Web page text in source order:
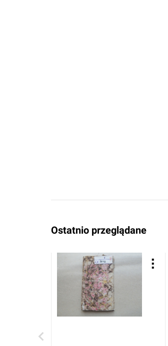
Ostatnio przeglądane